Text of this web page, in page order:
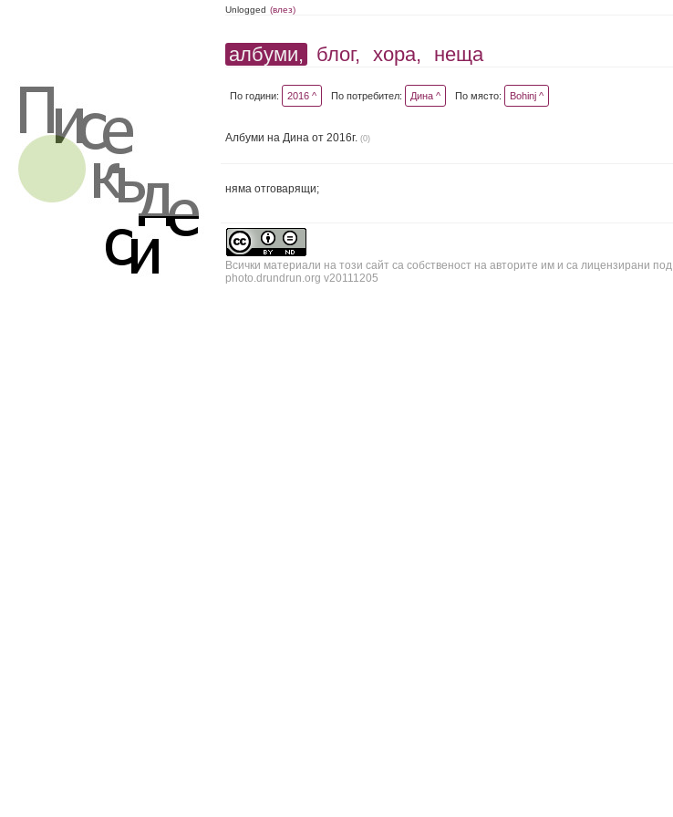
Unlogged (влез)
албуми, блог, хора, неща
По години: 2016 ^ По потребител: Дина ^ По място: Bohinj ^
Албуми на Дина от 2016г. (0)
няма отговарящи;
Всички материали на този сайт са собственост на авторите им и са лицензирани под
photo.drundrun.org v20111205